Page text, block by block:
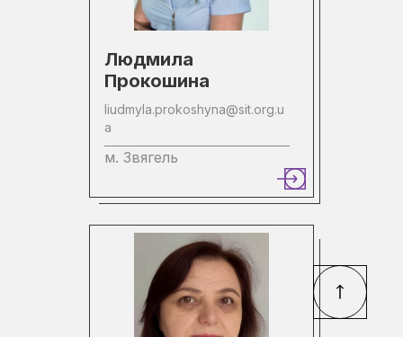
Людмила
Прокошина
liudmyla.prokoshyna@sit.org.u
a
м. Звягель